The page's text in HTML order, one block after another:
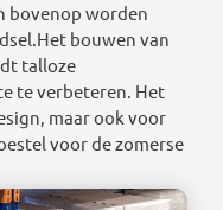
bovenop worden
bouwen van
talloze
te verbeteren. Het
maar ook voor
voor de zomerse